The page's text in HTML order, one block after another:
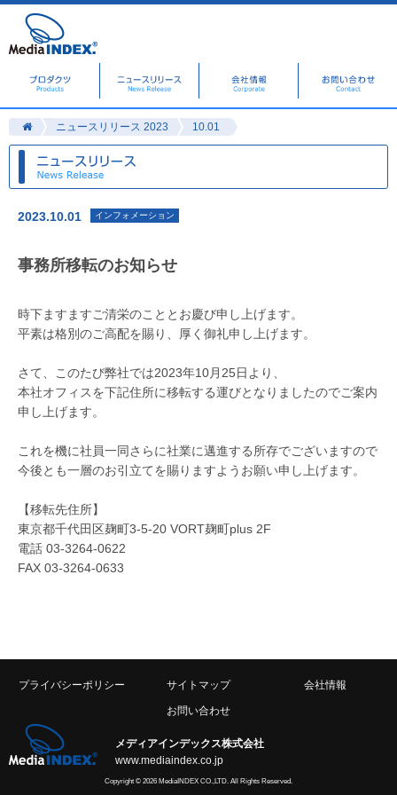
ニュースリリース 2023 10.01
2023.10.01 インフォメーション
事務所移転のお知らせ
時下ますますご清栄のこととお慶び申し上げます。
平素は格別のご高配を賜り、厚く御礼申し上げます。
さて、このたび弊社では2023年10月25日より、
本社オフィスを下記住所に移転する運びとなりましたのでご案内
申し上げます。
これを機に社員一同さらに社業に邁進する所存でございますので
今後とも一層のお引立てを賜りますようお願い申し上げます。
【移転先住所】
東京都千代田区麹町3-5-20 VORT麹町plus 2F
電話 03-3264-0622
FAX 03-3264-0633
プライバシーポリシー サイトマップ 会社情報
お問い合わせ
メディアインデックス株式会社
www.mediaindex.co.jp
Copyright © 2026 MediaINDEX CO.,LTD. All Rights Reserved.